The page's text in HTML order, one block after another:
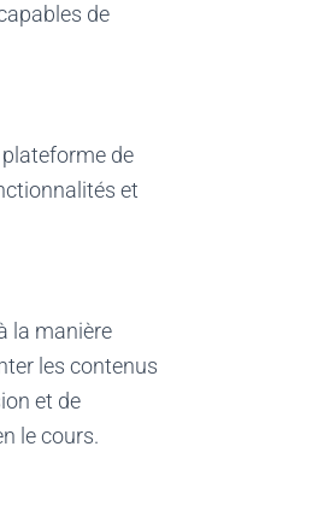
de
de
et
la manière
les contenus
et de
le cours.